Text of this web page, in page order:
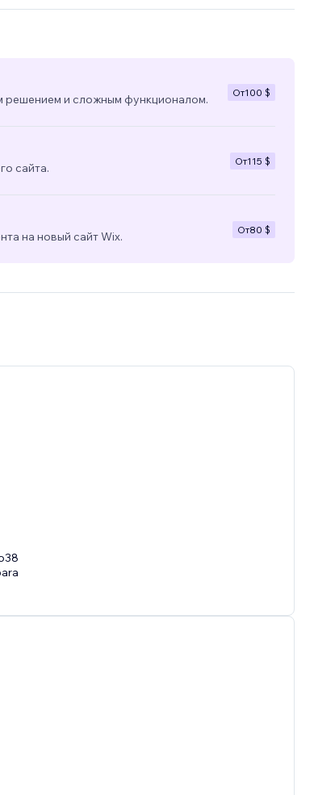
решением и сложным функционалом.
От100 $
сайта.
От115 $
на новый сайт Wix.
От80 $